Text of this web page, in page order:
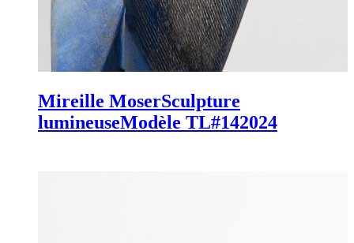
Mireille MoserSculpture
lumineuseModèle TL#142024